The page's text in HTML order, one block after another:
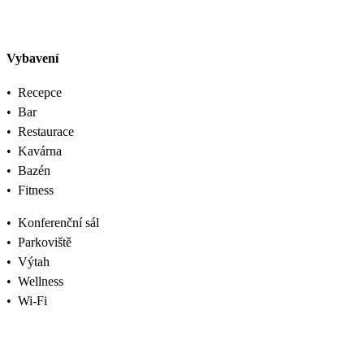
Vybavení
• Recepce
• Bar
• Restaurace
• Kavárna
• Bazén
• Fitness
• Konferenční sál
• Parkoviště
• Výtah
• Wellness
• Wi-Fi